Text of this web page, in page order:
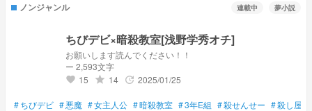
ノンジャンル 連載中 夢小説
ちびデビ×暗殺教室[浅野学秀オチ]
お願いします読んでください！！
ー 2,593文字
favorite 15 grade 14 update 2025/01/25
#ちびデビ #悪魔 #女主人公 #暗殺教室 #3年E組 #殺せんせー #殺し屋